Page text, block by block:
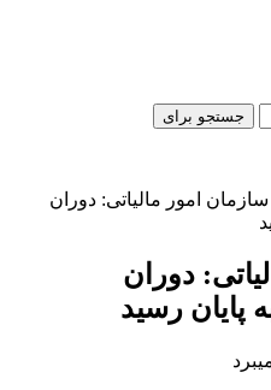
جستجو برای
امور مالیاتی: دوران
دوران
پایان رسید